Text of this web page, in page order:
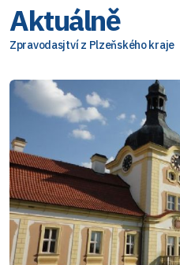
Aktuálně
Zpravodasjtví z Plzeňského kraje